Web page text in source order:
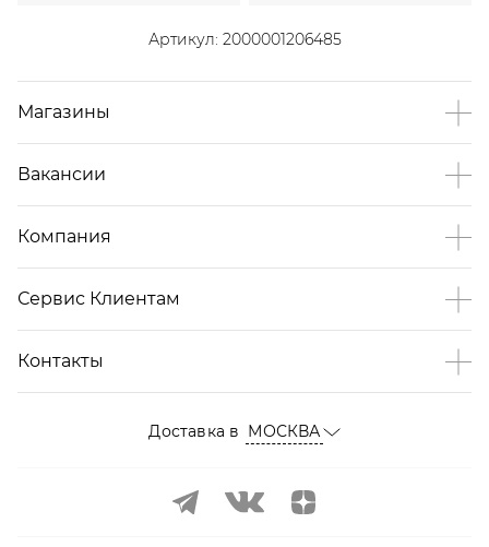
Артикул: 2000001206485
Магазины
Вакансии
Компания
Сервис Клиентам
Контакты
Доставка в МОСКВА